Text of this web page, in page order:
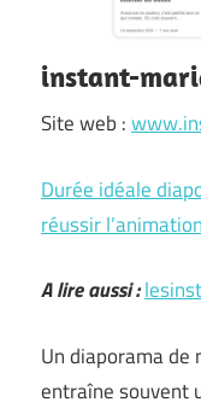
instant-
Site web :
Durée idéale
réussir l’animation
A lire aussi :
Un diaporama de
entraîne souvent